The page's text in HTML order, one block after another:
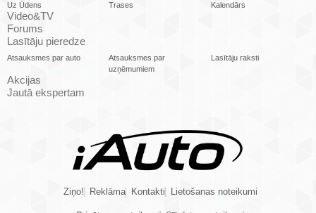
Uz Ūdens
Trases Kalendārs
Video&TV
Forums
Lasītāju pieredze
Atsauksmes par auto
Atsauksmes par
uzņēmumiem
Lasītāju raksti
Akcijas
Jautā ekspertam
Ziņo! Reklāma Kontakti Lietošanas noteikumi